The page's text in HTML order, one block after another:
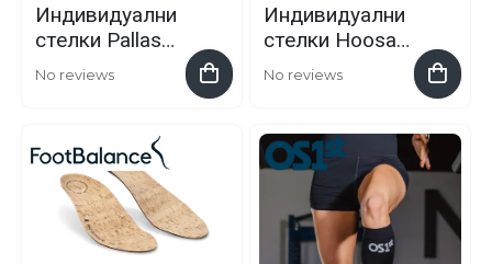
Индивидуални
стелки Pallas
зимни
No reviews
Индивидуални
стелки Hoosa
дишащи
No reviews